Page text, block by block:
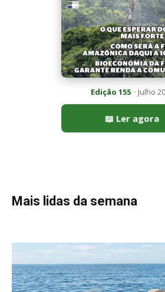
Mais lidas da semana
Peixe-lua emerge horizontalmente na
permitir que aves marinhas removam